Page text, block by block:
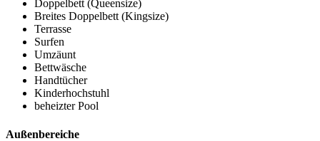
Doppelbett (Queensize)
Breites Doppelbett (Kingsize)
Terrasse
Surfen
Umzäunt
Bettwäsche
Handtücher
Kinderhochstuhl
beheizter Pool
Außenbereiche